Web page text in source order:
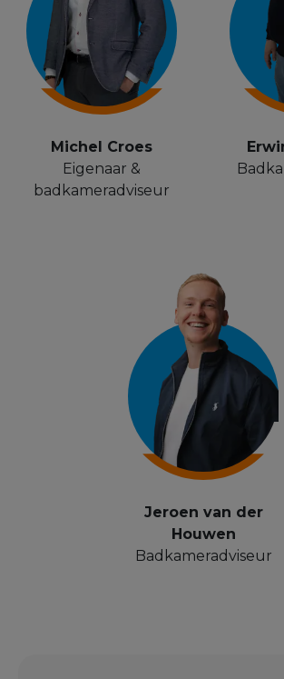
Michel Croes
Eigenaar &
badkameradviseur
Jeroen van der
Houwen
Badkameradviseur